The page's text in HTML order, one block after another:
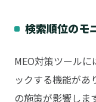
検索順位のモ
MEO対策ツール
ックする機能があ
の施策が影響しま